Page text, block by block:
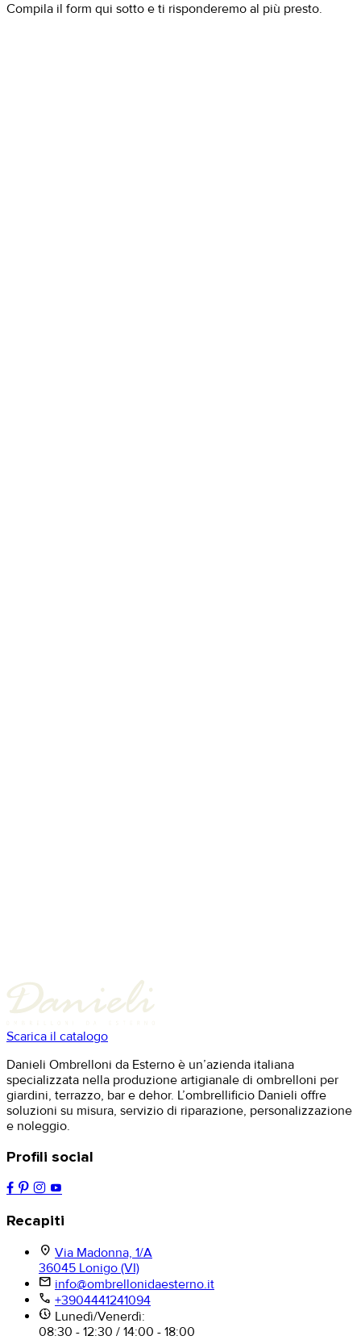
Compila il form qui sotto e ti risponderemo al più presto.
Scarica il catalogo
Danieli Ombrelloni da Esterno è un’azienda italiana
specializzata nella produzione artigianale di ombrelloni per
giardini, terrazzo, bar e dehor. L’ombrellificio Danieli offre
soluzioni su misura, servizio di riparazione, personalizzazione
e noleggio.
Profili social
Recapiti
location_on Via Madonna, 1/A
36045 Lonigo (VI)
mail info@ombrellonidaesterno.it
phone +3904441241094
nest_clock_farsight_analog Lunedì/Venerdì:
08:30 - 12:30 / 14:00 - 18:00